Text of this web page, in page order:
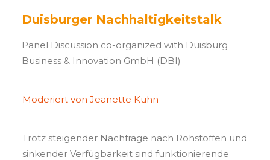
Duisburger Nachhaltigkeitstalk
Panel Discussion co-organized with Duisburg
Business & Innovation GmbH (DBI)
Moderiert von Jeanette Kuhn
Trotz steigender Nachfrage nach Rohstoffen und
sinkender Verfügbarkeit sind funktionierende